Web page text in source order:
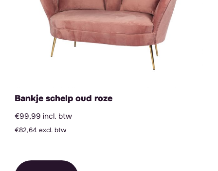
Bankje schelp oud roze
€99,99 incl. btw
€82,64 excl. btw